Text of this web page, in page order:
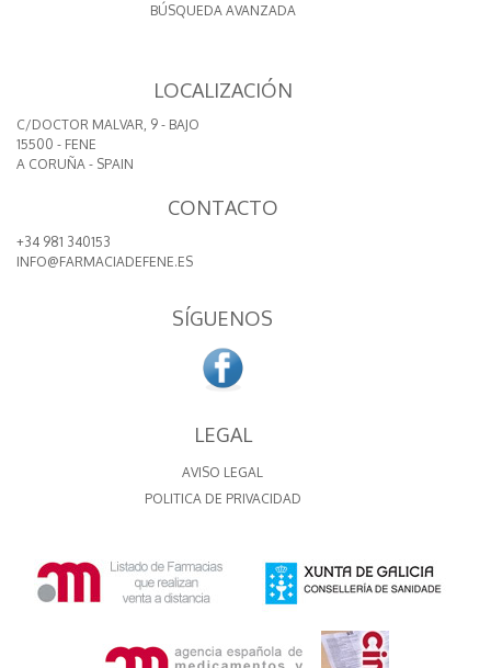
BÚSQUEDA AVANZADA
LOCALIZACIÓN
C/DOCTOR MALVAR, 9 - BAJO
15500 - FENE
A CORUÑA - SPAIN
CONTACTO
+34 981 340153
INFO@FARMACIADEFENE.ES
SÍGUENOS
LEGAL
AVISO LEGAL
POLITICA DE PRIVACIDAD